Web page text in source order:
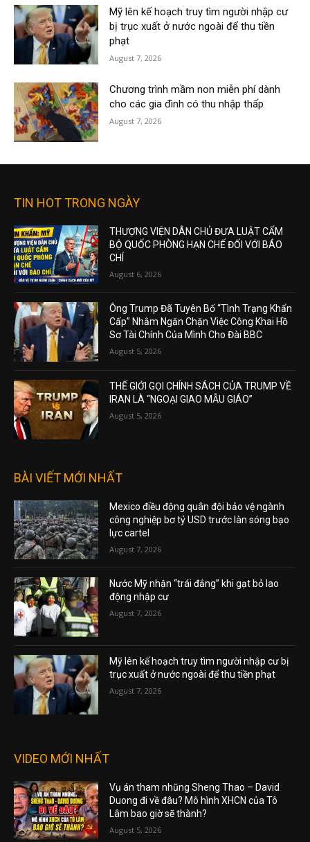
Mỹ lên kế hoạch truy tìm người nhập cư
bị trục xuất ở nước ngoài để thu tiền
phạt
August 7, 2026
Chương trình mầm non miễn phí dành
cho các gia đình có thu nhập thấp
August 7, 2026
TIN HOT TRONG NGÀY
THƯỢNG VIỆN DÂN CHỦ ĐƯA LUẬT CẤM
BỘ QUỐC PHÒNG HẠN CHẾ ĐỐI VỚI BÁO
CHÍ
August 6, 2026
Ông Trump Đã Tuyên Bố “Tình Trạng Khẩn
Cấp” Nhằm Ngăn Chặn Việc Công Khai Hồ
Sơ Tài Chính Của Mình Cho Đài BBC
August 5, 2026
THẾ GIỚI GỌI CHÍNH SÁCH CỦA TRUMP VỀ
IRAN LÀ “NGOẠI GIAO MẪU GIÁO”
August 5, 2026
BÀI VIẾT MỚI NHẤT
Mexico điều động quân đội bảo vệ ngành
công nghiệp bơ tỷ USD trước làn sóng bạo
lực cartel
August 7, 2026
Nước Mỹ nhận “trái đắng” khi gạt bỏ lao
động nhập cư
August 7, 2026
Mỹ lên kế hoạch truy tìm người nhập cư bị
trục xuất ở nước ngoài để thu tiền phạt
August 7, 2026
VIDEO MỚI NHẤT
Vụ án tham nhũng Sheng Thao – David
Duong đi về đâu? Mô hình XHCN của Tô
Lâm bao giờ sẽ thành?
August 5, 2026